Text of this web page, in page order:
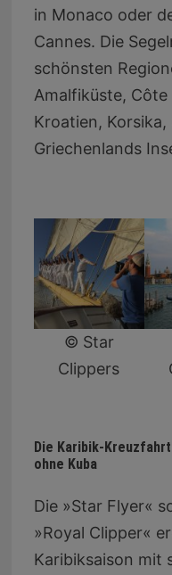
in Monaco oder
Cannes. Die
schönsten
Amalfiküste, Côte
Kroatien, Korsika,
Griechenlands
© Star
Clippers
Die Karibik-
ohne Kuba
Die »Star Flyer«
»Royal Clipper«
Karibiksaison mit